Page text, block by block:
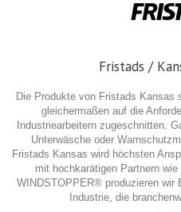
Fristads /
Die Produkte von Fristads Kansas
gleichermaßen auf die
Industriearbeitern zugeschnitten.
Unterwäsche oder
Fristads Kansas wird höchsten
mit hochkarätigen Partnern
WINDSTOPPER® produzieren wir
Industrie, die